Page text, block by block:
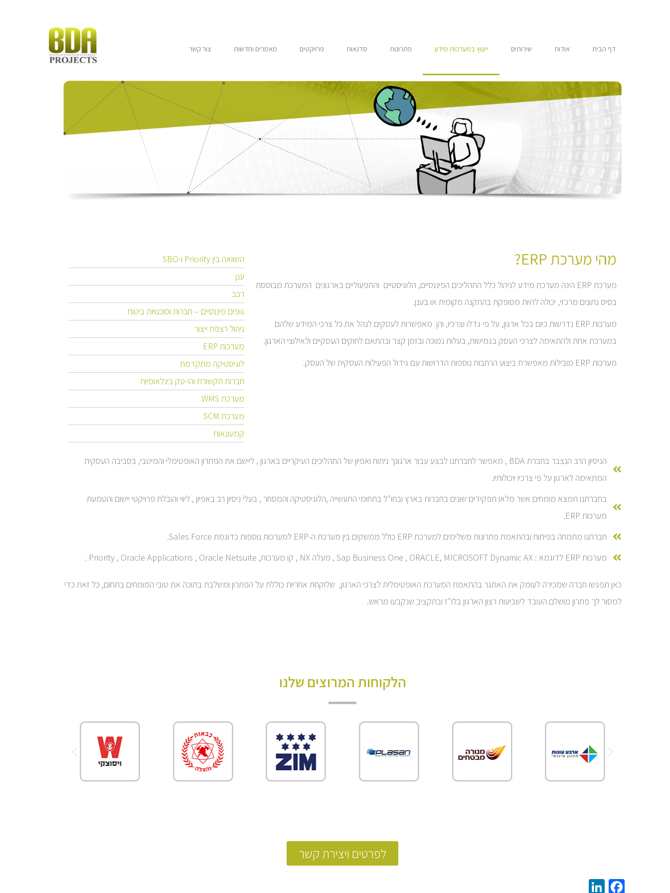
דף הבית אודות שירותים ייעוץ במערכות מידע פתרונות סדנאות פרויקטים מאמרים וחדשות צור קשר
מהי מערכת ERP?
מערכת ERP הינה מערכת מידע לניהול כלל התהליכים הפיננסיים, הלוגיסטיים והתפעוליים בארגונים המערכת מבוססת
בסיס נתונים מרכזי, יכולה להיות מסופקת בהתקנה מקומית או בענן.
מערכות ERP נדרשות כיום בכל ארגון, על פי גדלו וצרכיו, והן מאפשרות לעסקים לנהל את כל צרכי המידע שלהם
במערכת אחת ולהתאימה לצרכי העסק בגמישות, בעלות נמוכה ובזמן קצר ובהתאם לחוקים העסקיים ולאילוצי הארגון.
מערכות ERP מובילות מאפשרת ביצוע הרחבות נוספות הדרושות עם גידול הפעילות העסקית של העסק.
השוואה בין Priority ו-SBO
ענן
רכב
גופים פיננסיים – חברות וסוכנויות ביטוח
ניהול רצפת ייצור
מערכות ERP
לוגיסטיקה מתקדמת
חברות תקשורת והי-טק בינלאומיות
מערכת WMS
מערכת SCM
קמעונאות
הניסיון הרב הנצבר בחברת BDA , מאפשר לחברתנו לבצע עבור ארגונך ניתוח ואפיון של התהליכים העיקריים בארגון , ליישם את הפתרון האופטימלי והמיטבי, בסביבה העסקית
המתאימה לארגון על פי צרכיו ויכולותיו.
בחברתנו תמצא מומחים אשר מלאו תפקידים שונים בחברות בארץ ובחו"ל בתחומי התעשייה ,הלוגיסטיקה והמסחר , בעלי ניסיון רב באפיון , ליווי והובלת פרויקטי יישום והטמעת
מערכות ERP.
חברתנו מתמחה בפיתוח ובהתאמת פתרונות משלימים למערכת ERP כולל ממשקים בין מערכת ה-ERP למערכות נוספות כדוגמת Sales Force.
מערכות ERP לדוגמא : Sap Business One , ORACLE, MICROSOFT Dynamic AX , מעלה NX , קו מערכות, Priority , Oracle Applications , Oracle Netsuite .
כאן תפגשו חברה שמכירה לעומק את האתגר בהתאמת המערכת האופטימלית לצרכי הארגון, שלוקחת אחריות כוללת על הפתרון ומשלבת בתוכה את טובי המומחים בתחום, כל זאת כדי
למסור לך פתרון מושלם העובד לשביעות רצון הארגון בלו"ז ובתקציב שנקבעו מראש.
הלקוחות המרוצים שלנו
לפרטים ויצירת קשר
Facebook